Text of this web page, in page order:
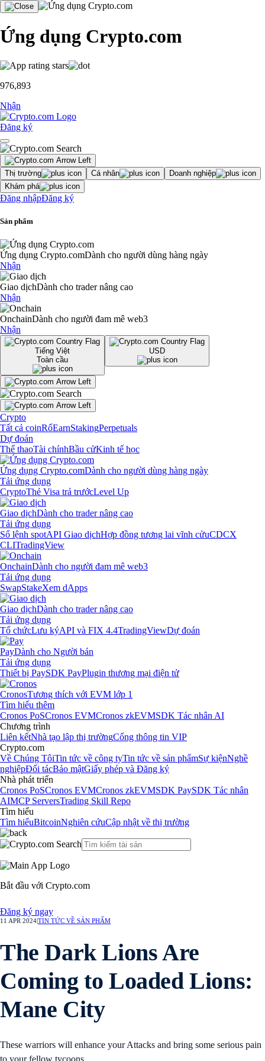
Ứng dụng Crypto.com
976,893
Nhận
Đăng ký
Thị trường Cá nhân
Doanh nghiệp
Khám phá
Đăng nhậpĐăng ký
Sản phẩm
Ứng dụng Crypto.comDành cho người dùng hàng ngày
Nhận
Giao dịchDành cho trader nâng cao
Nhận
OnchainDành cho người đam mê web3
Nhận
Tiếng Việt
Toàn cầu
USD
Crypto
Tất cả coinRổEarnStakingPerpetuals
Dự đoán
Thể thaoTài chínhBầu cửKinh tế học
Ứng dụng Crypto.comDành cho người dùng hàng ngày
Tải ứng dụng
CryptoThẻ Visa trả trướcLevel Up
Giao dịchDành cho trader nâng cao
Tải ứng dụng
Sổ lệnh spotAPI Giao dịchHợp đồng tương lai vĩnh cửuCDCX
CLITradingView
OnchainDành cho người đam mê web3
Tải ứng dụng
SwapStakeXem dApps
Giao dịchDành cho trader nâng cao
Tải ứng dụng
Tổ chứcLưu kýAPI và FIX 4.4TradingViewDự đoán
PayDành cho Người bán
Tải ứng dụng
Thiết bị PaySDK PayPlugin thương mại điện tử
CronosTương thích với EVM lớp 1
Tìm hiểu thêm
Cronos PoSCronos EVMCronos zkEVMSDK Tác nhân AI
Chương trình
Liên kếtNhà tạo lập thị trườngCổng thông tin VIP
Crypto.com
Về Chúng TôiTin tức về công tyTin tức về sản phẩmSự kiệnNghề
nghiệpĐối tácBảo mậtGiấy phép và Đăng ký
Nhà phát triển
Cronos PoSCronos EVMCronos zkEVMSDK PaySDK Tác nhân
AIMCP ServersTrading Skill Repo
Tìm hiểu
Tìm hiểuBitcoinNghiên cứuCập nhật về thị trường
Bắt đầu với Crypto.com
Đăng ký ngay
11 APR 2024TIN TỨC VỀ SẢN PHẨM
The Dark Lions Are
Coming to Loaded Lions:
Mane City
These warriors will enhance your Attacks and bring some serious pain